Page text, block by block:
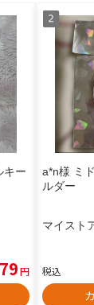
キー
円
a*n様 ミ
ルダー
マイスト
税込